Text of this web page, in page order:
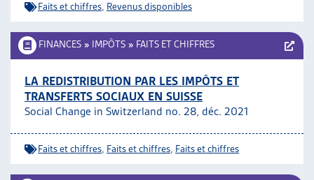
Faits et chiffres Revenus disponibles
FINANCES » IMPÔTS » FAITS ET CHIFFRES
LA REDISTRIBUTION PAR LES IMPÔTS ET
TRANSFERTS SOCIAUX EN SUISSE
Social Change in Switzerland no. 28, déc. 2021
Faits et chiffres Faits et chiffres Faits et chiffres